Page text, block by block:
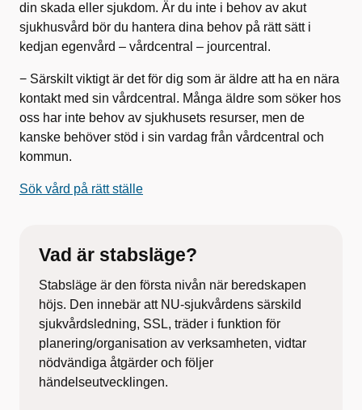
din skada eller sjukdom. Är du inte i behov av akut
sjukhusvård bör du hantera dina behov på rätt sätt i
kedjan egenvård – vårdcentral – jourcentral.
− Särskilt viktigt är det för dig som är äldre att ha en nära
kontakt med sin vårdcentral. Många äldre som söker hos
oss har inte behov av sjukhusets resurser, men de
kanske behöver stöd i sin vardag från vårdcentral och
kommun.
Sök vård på rätt ställe
Vad är stabsläge?
Stabsläge är den första nivån när beredskapen
höjs. Den innebär att NU-sjukvårdens särskild
sjukvårdsledning, SSL, träder i funktion för
planering/organisation av verksamheten, vidtar
nödvändiga åtgärder och följer
händelseutvecklingen.